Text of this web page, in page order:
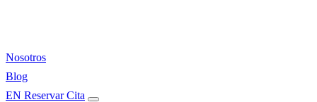
Nosotros
Blog
EN Reservar Cita